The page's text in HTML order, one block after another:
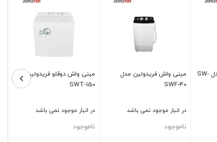
مینی واش فریدولین مدل SW-
مینی واش فریدولین مدل
SWF-40
در انبار موجود نمی باشد
ناموجود
مینی واش دوقلو فریدولین مدل
SWT-150
در انبار موجود نمی باشد
ناموجود